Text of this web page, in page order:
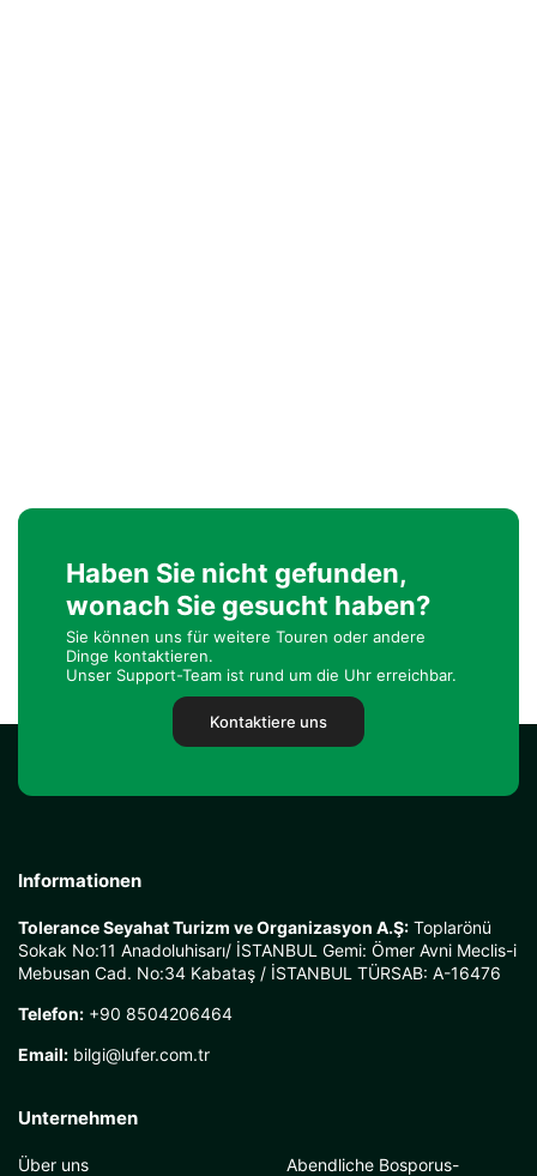
Haben Sie nicht gefunden,
wonach Sie gesucht haben?
Sie können uns für weitere Touren oder andere
Dinge kontaktieren.
Unser Support-Team ist rund um die Uhr erreichbar.
Kontaktiere uns
Informationen
Tolerance Seyahat Turizm ve Organizasyon A.Ş: Toplarönü
Sokak No:11 Anadoluhisarı/ İSTANBUL Gemi: Ömer Avni Meclis-i
Mebusan Cad. No:34 Kabataş / İSTANBUL TÜRSAB: A-16476
Telefon: +90 8504206464
Email: bilgi@lufer.com.tr
Unternehmen
Über uns
Abendliche Bosporus-